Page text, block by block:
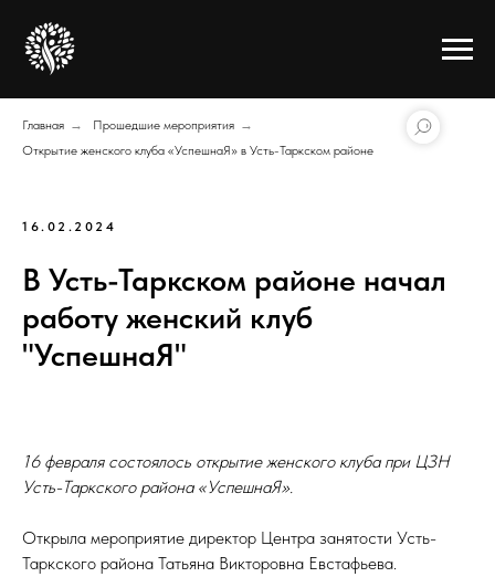
Главная → Прошедшие мероприятия →
Открытие женского клуба «УспешнаЯ» в Усть-Таркском районе
16.02.2024
В Усть-Таркском районе начал
работу женский клуб
"УспешнаЯ"
16 февраля состоялось открытие женского клуба при ЦЗН
Усть-Таркского района «УспешнаЯ».
Открыла мероприятие директор Центра занятости Усть-
Таркского района Татьяна Викторовна Евстафьева.